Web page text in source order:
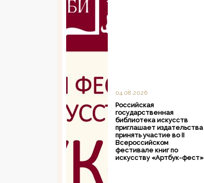
04.08.2026
Российская
государственная
библиотека искусств
приглашает издательства
принять участие во II
Всероссийском
фестивале книг по
искусству «Артбук-фест»